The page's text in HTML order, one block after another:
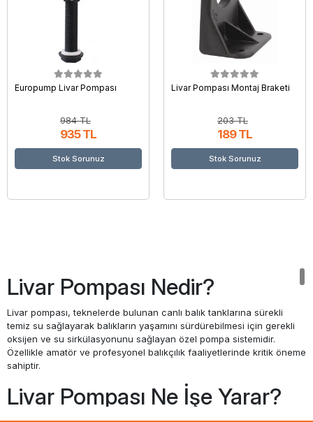
Europump Livar Pompası
984 TL
935 TL
Stok Sorunuz
Livar Pompası Montaj Braketi
203 TL
189 TL
Stok Sorunuz
Livar Pompası Nedir?
Livar pompası, teknelerde bulunan canlı balık tanklarına sürekli
temiz su sağlayarak balıkların yaşamını sürdürebilmesi için gerekli
oksijen ve su sirkülasyonunu sağlayan özel pompa sistemidir.
Özellikle amatör ve profesyonel balıkçılık faaliyetlerinde kritik öneme
sahiptir.
Livar Pompası Ne İşe Yarar?